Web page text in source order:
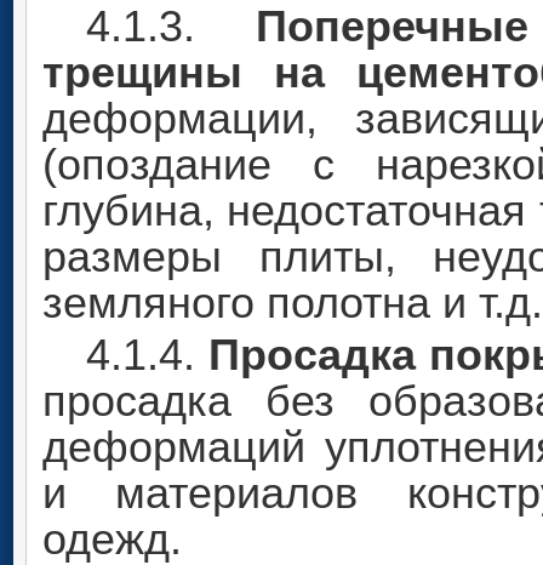
4.1.3.
трещины на
деформации,
(опоздание с
глубина,
размеры плиты,
земляного полотна и
4.1.4. Просадка
просадка без
деформаций
и материалов
одежд.